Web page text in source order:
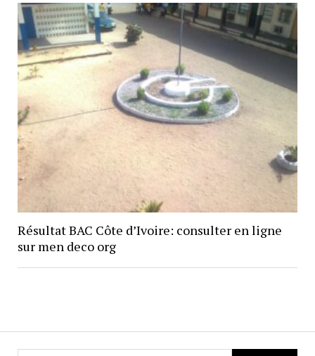
Résultat BAC Côte d’Ivoire: consulter en ligne
sur men deco org